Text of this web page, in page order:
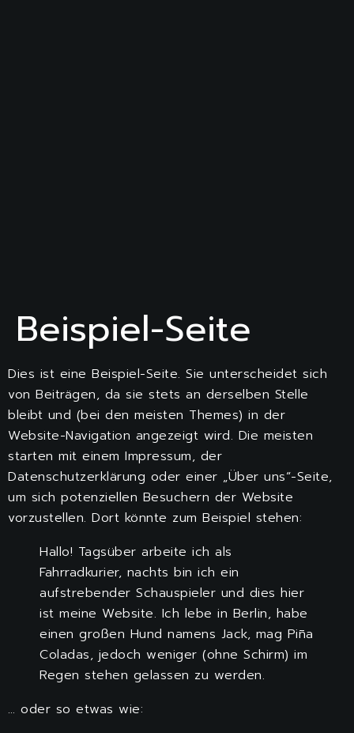
Beispiel-Seite
Dies ist eine Beispiel-Seite. Sie unterscheidet sich
von Beiträgen, da sie stets an derselben Stelle
bleibt und (bei den meisten Themes) in der
Website-Navigation angezeigt wird. Die meisten
starten mit einem Impressum, der
Datenschutzerklärung oder einer „Über uns“-Seite,
um sich potenziellen Besuchern der Website
vorzustellen. Dort könnte zum Beispiel stehen:
Hallo! Tagsüber arbeite ich als
Fahrradkurier, nachts bin ich ein
aufstrebender Schauspieler und dies hier
ist meine Website. Ich lebe in Berlin, habe
einen großen Hund namens Jack, mag Piña
Coladas, jedoch weniger (ohne Schirm) im
Regen stehen gelassen zu werden.
… oder so etwas wie: